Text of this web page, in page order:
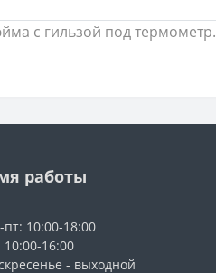
с гильзой под термометр.
работы
пт: 10:00-18:00
10:00-16:00
- выходной